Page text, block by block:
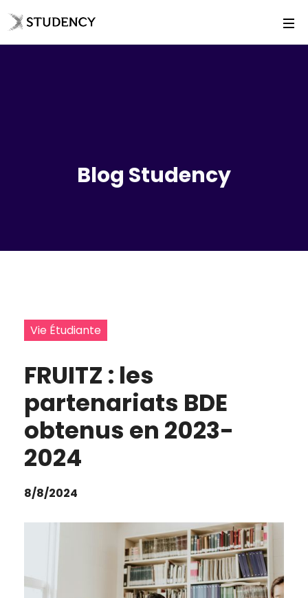
Blog Studency
Vie Étudiante
FRUITZ : les
partenariats BDE
obtenus en 2023-
2024
8/8/2024